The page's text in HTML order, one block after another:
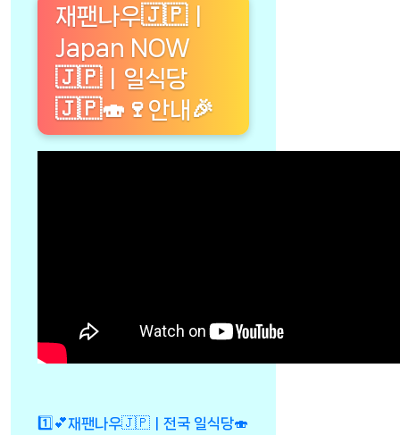
재팬나우🇯🇵ㅣ
Japan NOW
🇯🇵ㅣ일식당
🇯🇵🍣🍷안내🎉
1️⃣💕재팬나우🇯🇵ㅣ전국 일식당🍣